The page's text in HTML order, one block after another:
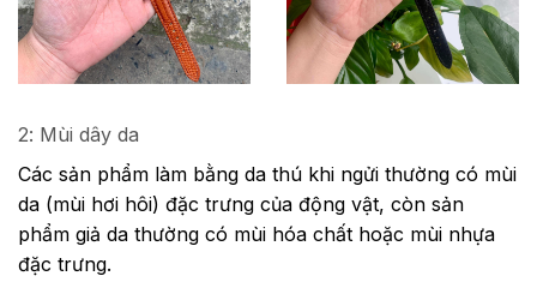
2: Mùi dây da
Các sản phẩm làm bằng da thú khi ngửi thường có mùi
da (mùi hơi hôi) đặc trưng của động vật, còn sản
phẩm giả da thường có mùi hóa chất hoặc mùi nhựa
đặc trưng.